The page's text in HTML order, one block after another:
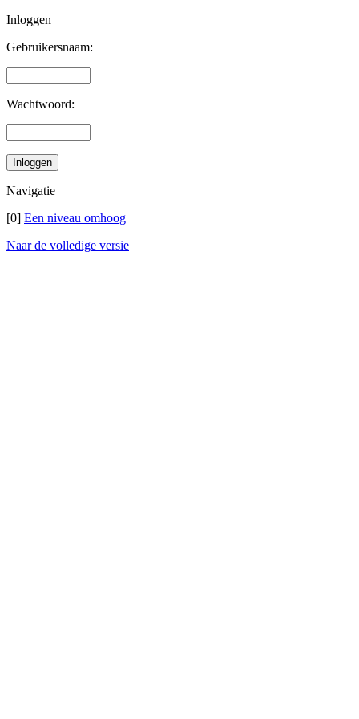
Inloggen
Gebruikersnaam:
Wachtwoord:
Navigatie
[0] Een niveau omhoog
Naar de volledige versie